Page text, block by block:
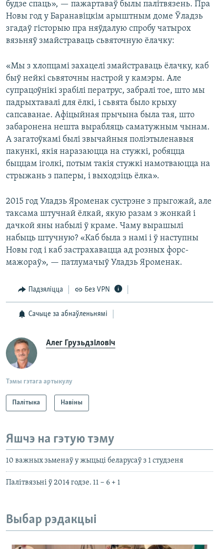
будзе спаць», — пажартаваў былы палітвязень. Пра
Новы год у Баранавіцкім арыштным доме Ўладзь
згадаў гісторыю пра няўдалую спробу чатырох
вязьняў змайстраваць сьвяточную ёлачку:
«Мы з хлопцамі захацелі змайстраваць ёлачку, каб
быў нейкі сьвяточны настрой у камэры. Але
супрацоўнікі зрабілі ператрус, забралі тое, што мы
падрыхтавалі для ёлкі, і сьвята было крыху
сапсаванае. Афіцыйная прычына была тая, што
забаронена нешта вырабляць саматужным чынам.
А загатоўкамі былі звычайныя поліэтыленавыя
пакункі, якія наразаюцца на стужкі, робяцца
быццам іголкі, потым такія стужкі намотваюцца на
стрыжань з паперы, і выходзіць ёлка».
2015 год Уладзь Яроменак сустрэне з прыгожай, але
таксама штучнай ёлкай, якую разам з жонкай і
дачкой яны набылі ў краме. Чаму вырашылі
набыць штучную? «Каб была з намі і ў наступны
Новы год і каб застрахавацца ад розных форс-
мажораў», — патлумачыў Уладзь Яроменак.
Падзяліцца Без VPN
Сачыце за абнаўленьнямі
Алег Грузьдзіловіч
Тэмы гэтага артыкулу
Палітыка Навіны
Яшчэ на гэтую тэму
10 важных зьменаў у жыцьці беларусаў з 1 студзеня
Палітвязьні ў 2014 годзе. 11 − 6 + 1
Выбар рэдакцыі